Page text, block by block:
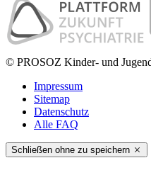
© PROSOZ Kinder- und
Impressum
Sitemap
Datenschutz
Alle FAQ
Schließen ohne zu speichern